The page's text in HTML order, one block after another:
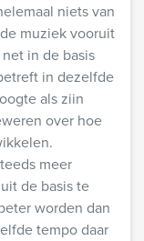
niets van
muziek vooruit
in de basis
in dezelfde
als ziin
over hoe
meer
de basis te
worden dan
tempo daar